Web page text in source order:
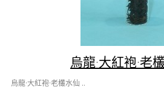
烏龍·大紅袍·老
烏龍·大紅袍·老欉水仙 ..